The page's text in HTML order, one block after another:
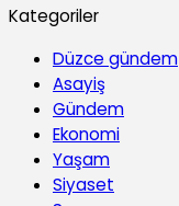
Kategoriler
Düzce gündem
Asayiş
Gündem
Ekonomi
Yaşam
Siyaset